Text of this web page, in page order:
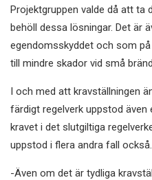
Projektgruppen valde då att ta
behöll dessa lösningar. Det är
egendomsskyddet och som
till mindre skador vid små
I och med att kravställningen
färdigt regelverk uppstod
kravet i det slutgiltiga
uppstod i flera andra fall också.
-Även om det är tydliga